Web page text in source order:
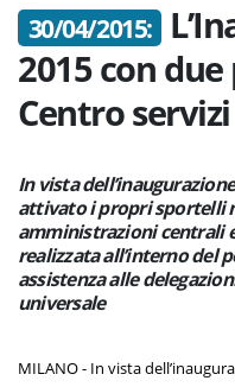
30/04/2015:
2015 con
Centro
In vista
attivato i propri sportelli
amministrazioni centrali
realizzata all’interno del
assistenza alle
universale
MILANO - In vista